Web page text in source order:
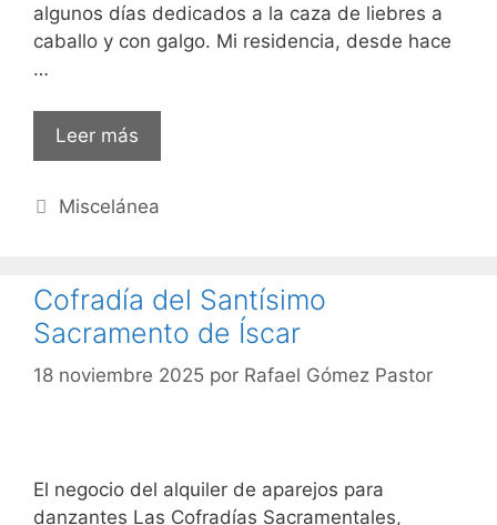
algunos días dedicados a la caza de liebres a
caballo y con galgo. Mi residencia, desde hace
…
Leer más
Categorías
Miscelánea
Cofradía del Santísimo
Sacramento de Íscar
18 noviembre 2025 por Rafael Gómez Pastor
El negocio del alquiler de aparejos para
danzantes Las Cofradías Sacramentales,